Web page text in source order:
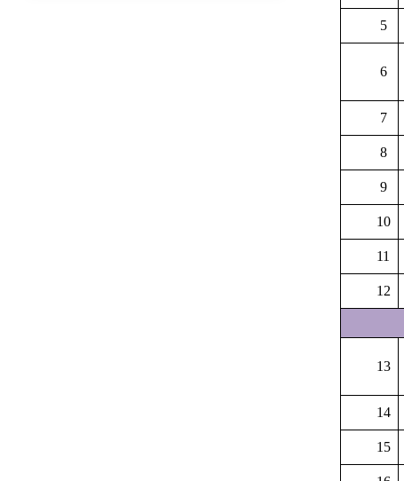
5
6
7
8
9
10
11
12
13
14
15